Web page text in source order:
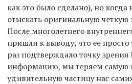
как это было сделано), но
отыскать оригинальную четкую
После многолетнего
пришли к выводу, что ее
раз подтверждало точку
информацию, мы теряем самую
удивительную частицу нас